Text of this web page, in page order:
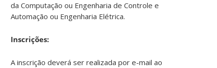
da Computação ou Engenharia de Controle e
Automação ou Engenharia Elétrica.
Inscrições:
A inscrição deverá ser realizada por e-mail ao